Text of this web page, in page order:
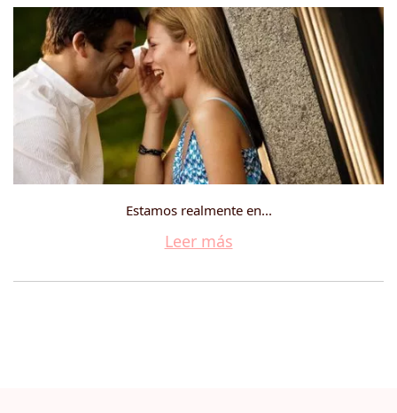
Estamos realmente en...
Leer más